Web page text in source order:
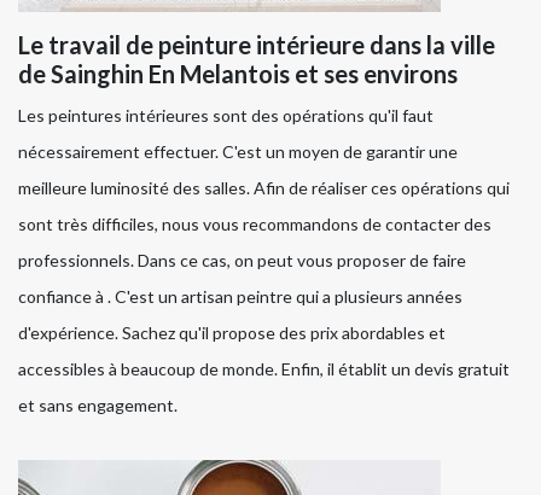
Le travail de peinture intérieure dans la ville
de Sainghin En Melantois et ses environs
Les peintures intérieures sont des opérations qu'il faut
nécessairement effectuer. C'est un moyen de garantir une
meilleure luminosité des salles. Afin de réaliser ces opérations qui
sont très difficiles, nous vous recommandons de contacter des
professionnels. Dans ce cas, on peut vous proposer de faire
confiance à . C'est un artisan peintre qui a plusieurs années
d'expérience. Sachez qu'il propose des prix abordables et
accessibles à beaucoup de monde. Enfin, il établit un devis gratuit
et sans engagement.